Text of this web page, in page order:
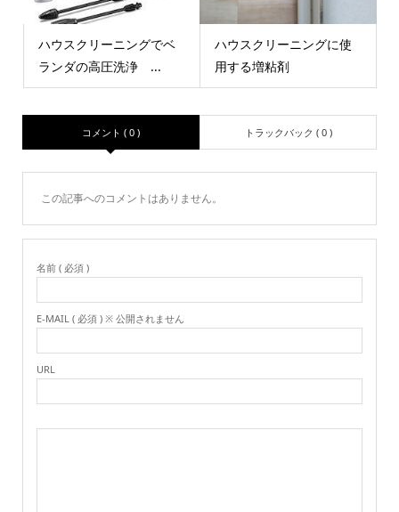
ハウスクリーニングでベ
ランダの高圧洗浄 ...
ハウスクリーニングに使
用する増粘剤
コメント ( 0 ) トラックバック ( 0 )
この記事へのコメントはありません。
名前 ( 必須 )
E-MAIL ( 必須 ) ※ 公開されません
URL